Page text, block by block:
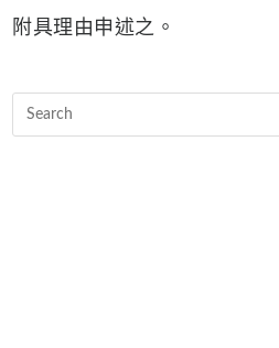
附具理由申述之。